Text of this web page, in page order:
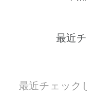
最近
最近チェック